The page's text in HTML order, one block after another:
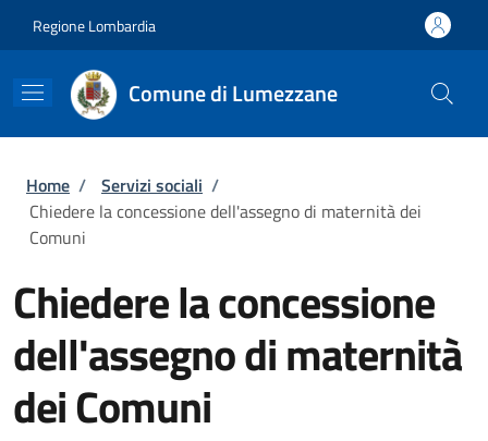
Regione Lombardia
Comune di Lumezzane
Briciole di pane
Home / Servizi sociali /
Chiedere la concessione dell'assegno di maternità dei
Comuni
Chiedere la concessione
dell'assegno di maternità
dei Comuni